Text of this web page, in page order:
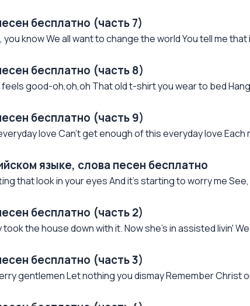
бесплатно (часть 7)
know We all want to change the world You tell me that
бесплатно (часть 8)
good-oh,oh,oh That old t-shirt you wear to bed
бесплатно (часть 9)
love Can't get enough of this everyday love Each
языке, слова песен бесплатно
that look in your eyes And it's starting to worry me See,
бесплатно (часть 2)
the house down with it. Now she's in assisted livin' We
бесплатно (часть 3)
gentlemen Let nothing you dismay Remember Christ